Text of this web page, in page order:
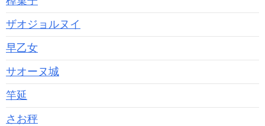
ザオジョルヌイ
早乙女
サオーヌ城
竿延
さお秤